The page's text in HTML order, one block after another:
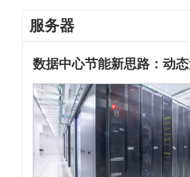
服务器
数据中心节能新思路：动